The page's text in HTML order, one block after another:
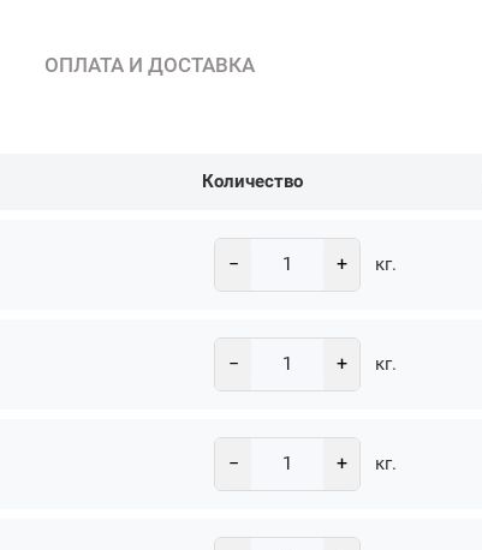
ОПЛАТА И ДОСТАВКА
Количество
− + кг.
− + кг.
− + кг.